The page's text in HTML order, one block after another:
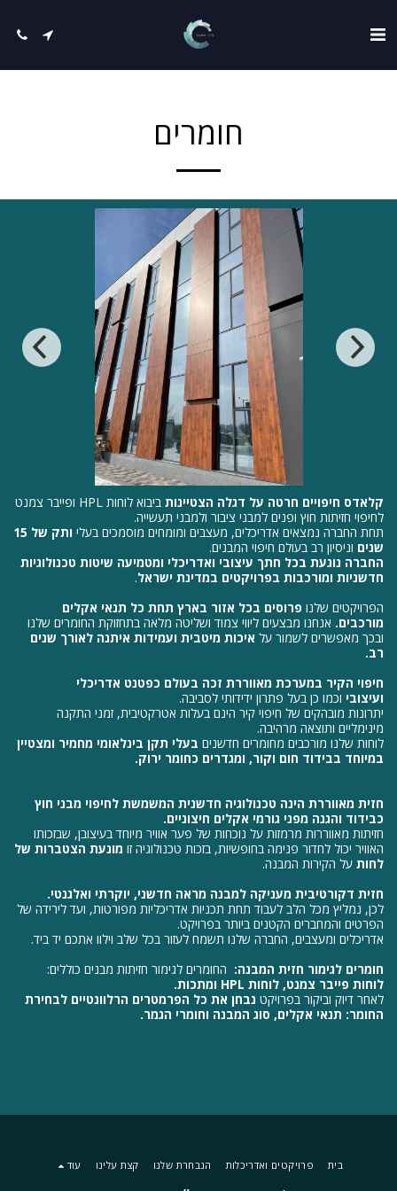
חומרים
קלאדס חיפויים חרטה על דגלה הצטיינות
ביבוא לוחות HPL ופייבר צמנט
לחיפוי חזיתות חוץ ופנים למבני ציבור ולמבני תעשייה.
תחת החברה נמצאים אדריכלים, מעצבים ומומחים מוסמכים בעלי ותק של 15
שנים וניסיון רב בעולם חיפוי המבנים.
החברה נוגעת בכל חתך עיצובי ואדריכלי ומטמיעה שיטות טכנולוגיות
חדשניות ומורכבות בפרויקטים במדינת ישראל.
הפרויקטים שלנו פרוסים בכל אזור בארץ תחת כל תנאי אקלים
מורכבים. אנחנו מבצעים ליווי צמוד ושליטה מלאה בתחזוקת החומרים שלנו
ובכך מאפשרים לשמור על איכות מיטבית ועמידות איתנה לאורך שנים
רב.
חיפוי הקיר במערכת מאווררת זכה בעולם כפטנט אדריכלי
ועיצובי וכמו כן בעל פתרון ידידותי לסביבה.
יתרונות מובהקים של חיפוי קיר הינם בעלות אטרקטיבית, זמני התקנה
מינימליים ותוצאה מרהיבה.
לוחות שלנו מורכבים מחומרים חדשנים בעלי תקן בינלאומי מחמיר ומצטיין
במיוחד בבידוד חום וקור, ומגדרים כחומר ירוק.
חזית מאווררת הינה טכנולוגיה חדשנית המשמשת לחיפוי מבני חוץ
כבידוד והגנה מפני גורמי אקלים חיצוניים.
חזיתות מאווררות מרמזות על נוכחות של פער אוויר מיוחד בעיצובן, שבזכותו
האוויר יכול לחדור פנימה בחופשיות, בזכות טכנולוגיה זו מונעת הצטברות של
לחות על הקירות המבנה.
חזית דקורטיבית מעניקה למבנה מראה חדשני, יוקרתי ואלגנטי.
לכן, נמליץ מכל הלב לעבוד תחת תכניות אדריכליות מפורטות, ועד לירידה של
הפרטים והמחברים הקטנים ביותר בפרויקט.
אדריכלים ומעצבים, החברה שלנו תשמח לעזור בכל שלב וילוו אתכם יד ביד.
חומרים לגימור חזית המבנה: החומרים לגימור חזיתות מבנים כוללים:
לוחות פייבר צמנט, לוחות HPL ומתכות.
לאחר דיוק וביקור בפרויקט נבחן את כל הפרמטרים הרלוונטיים לבחירת
החומר: תנאי אקלים, סוג המבנה וחומרי הגמר.
בית פרויקטים ואדריכלות הנבחרת שלנו קצת עלינו עוד